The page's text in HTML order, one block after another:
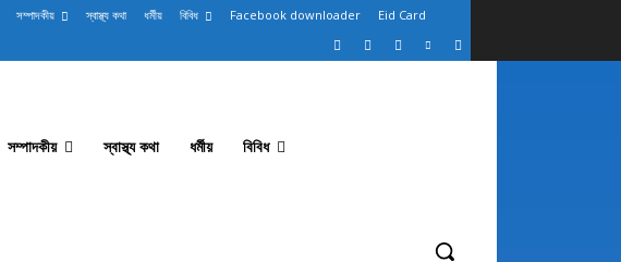
সম্পাদকীয় স্বাস্থ্য কথা ধর্মীয় বিবিধ Facebook downloader Eid Card
সম্পাদকীয় স্বাস্থ্য কথা ধর্মীয় বিবিধ